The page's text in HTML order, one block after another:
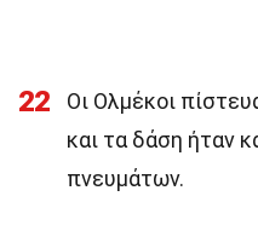
22
Οι Ολμέκοι
και τα δάση ήταν
πνευμάτων.